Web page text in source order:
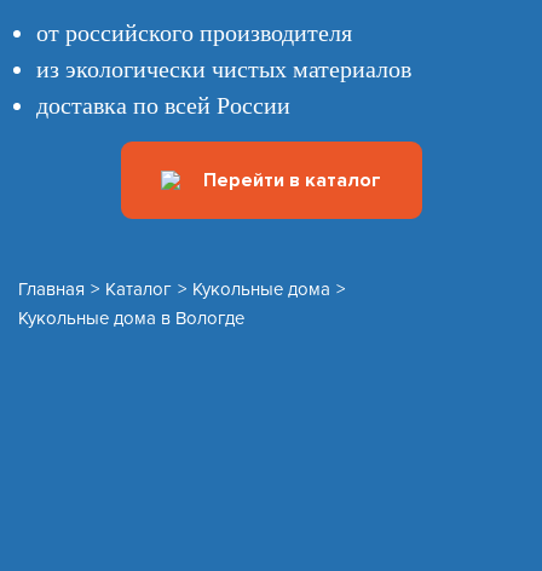
от российского производителя
из экологически чистых материалов
доставка по всей России
Перейти в каталог
Главная > Каталог > Кукольные дома >
Кукольные дома в Вологде